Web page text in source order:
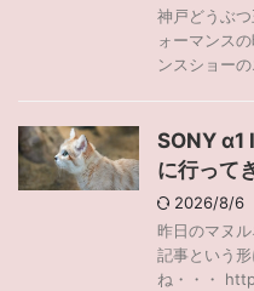
神戸どうぶ
ォーマンス
ンスショー
SONY α1
に行って
2026/8/6
昨日のマヌ
記事という
ね・・・